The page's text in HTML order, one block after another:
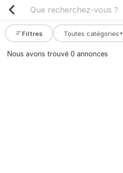
Filtres Toutes catégories ▾
Nous avons trouvé 0 annonces